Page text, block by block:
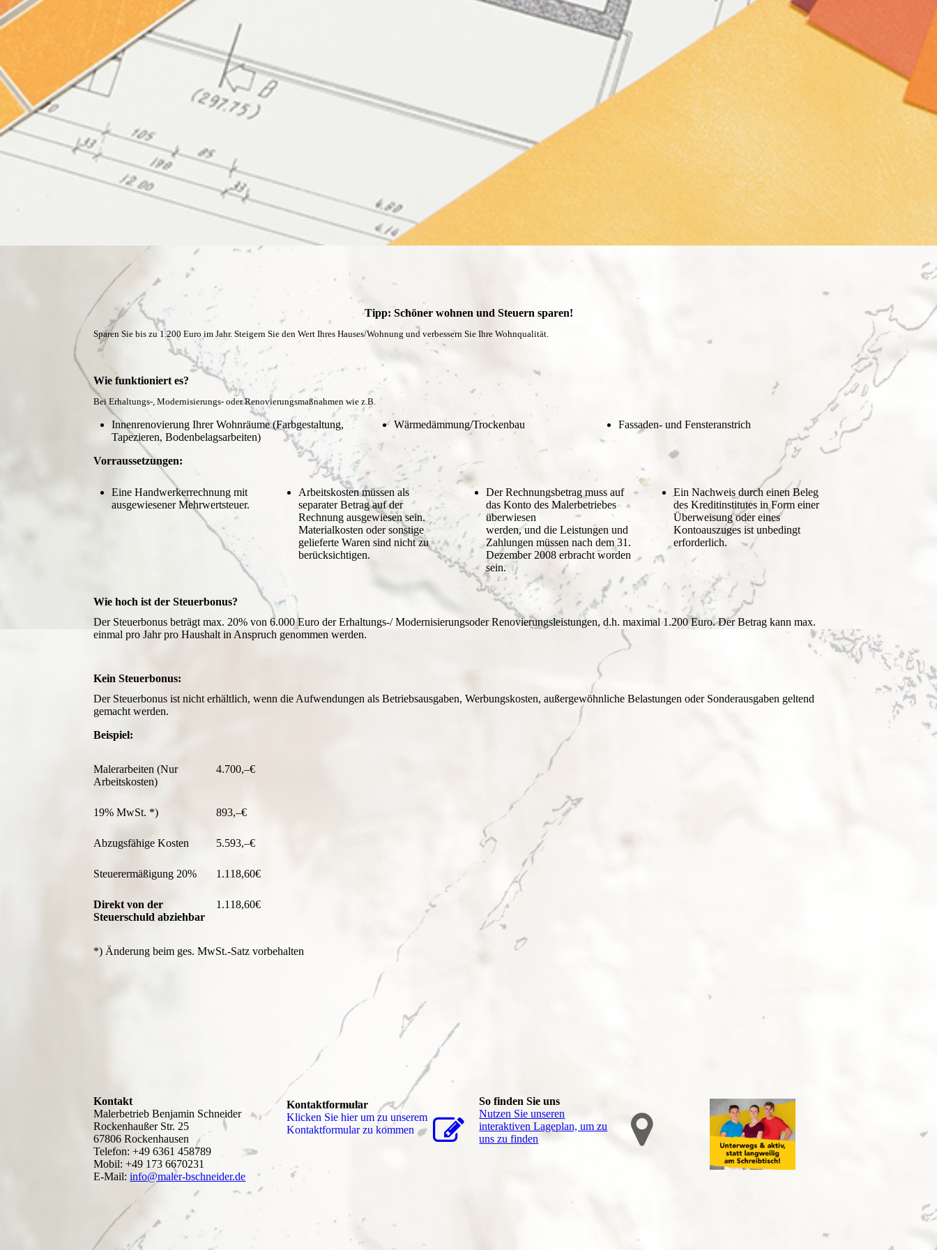
Tipp: Schöner wohnen und Steuern sparen!
Sparen Sie bis zu 1.200 Euro im Jahr. Steigern Sie den Wert Ihres Hauses/Wohnung und verbessern Sie Ihre Wohnqualität.
Wie funktioniert es?
Bei Erhaltungs-, Modernisierungs- oder Renovierungsmaßnahmen wie z.B.
Innenrenovierung Ihrer Wohnräume (Farbgestaltung,
Tapezieren, Bodenbelagsarbeiten)
Wärmedämmung/Trockenbau Fassaden- und Fensteranstrich
Vorraussetzungen:
Eine Handwerkerrechnung mit
ausgewiesener Mehrwertsteuer.
Arbeitskosten müssen als
separater Betrag auf der
Rechnung ausgewiesen sein.
Materialkosten oder sonstige
gelieferte Waren sind nicht zu
berücksichtigen.
Der Rechnungsbetrag muss auf
das Konto des Malerbetriebes
überwiesen
werden, und die Leistungen und
Zahlungen müssen nach dem 31.
Dezember 2008 erbracht worden
sein.
Ein Nachweis durch einen Beleg
des Kreditinstitutes in Form einer
Überweisung oder eines
Kontoauszuges ist unbedingt
erforderlich.
Wie hoch ist der Steuerbonus?
Der Steuerbonus beträgt max. 20% von 6.000 Euro der Erhaltungs-/ Modernisierungsoder Renovierungsleistungen, d.h. maximal 1.200 Euro. Der Betrag kann max.
einmal pro Jahr pro Haushalt in Anspruch genommen werden.
Kein Steuerbonus:
Der Steuerbonus ist nicht erhältlich, wenn die Aufwendungen als Betriebsausgaben, Werbungskosten, außergewöhnliche Belastungen oder Sonderausgaben geltend
gemacht werden.
Beispiel:
Malerarbeiten (Nur
Arbeitskosten)
4.700,–€
19% MwSt. *) 893,–€
Abzugsfähige Kosten 5.593,–€
Steuerermäßigung 20% 1.118,60€
Direkt von der
Steuerschuld abziehbar
1.118,60€
*) Änderung beim ges. MwSt.-Satz vorbehalten
Kontakt
Malerbetrieb Benjamin Schneider
Rockenhaußer Str. 25
67806 Rockenhausen
Telefon: +49 6361 458789
Mobil: +49 173 6670231
E-Mail:info@maler-bschneider.de
Kontaktformular
Klicken Sie hier um zu unserem
Kon­takt­for­mu­lar zu kommen
So finden Sie uns
Nutzen Sie unseren
interaktiven La­ge­plan, um zu
uns zu finden